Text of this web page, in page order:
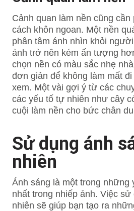
Cảnh quan làm nền cũng
cách khôn ngoan. Một nền
phân tâm ánh nhìn khỏi
ảnh trở nên kém ấn tượng
chọn nền có màu sắc nhẹ
đơn giản để không làm mất
xem. Một vài gợi ý từ các
các yếu tố tự nhiên như cây
cuội làm nền cho bức chân
Sử dụng ánh
nhiên
Ánh sáng là một trong những
nhất trong nhiếp ảnh. Việc
nhiên sẽ giúp bạn tạo ra